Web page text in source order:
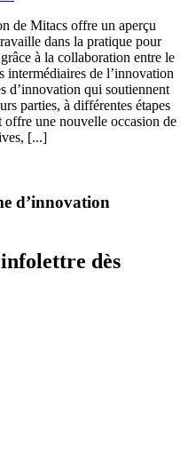
de Mitacs offre un aperçu
dans la pratique pour
à la collaboration entre le
intermédiaires de l’innovation
d’innovation qui soutiennent
parties, à différentes étapes
une nouvelle occasion de
[...]
d’innovation
dès